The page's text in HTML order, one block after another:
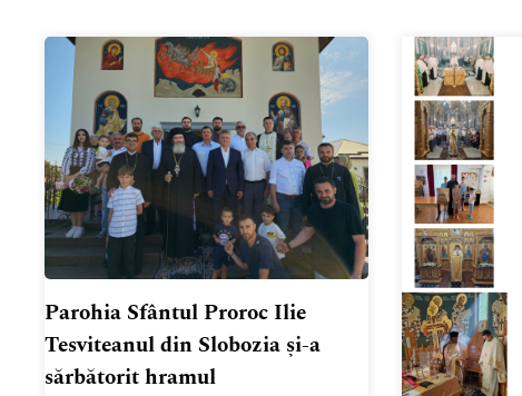
Parohia Sfântul Proroc Ilie
Tesviteanul din Slobozia și-a
sărbătorit hramul